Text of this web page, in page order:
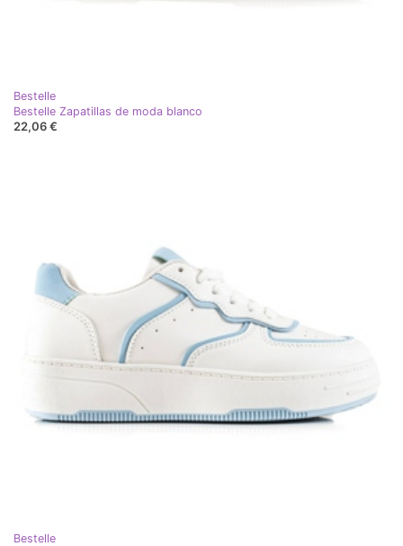
Bestelle
Bestelle Zapatillas de moda blanco
22,06 €
Bestelle